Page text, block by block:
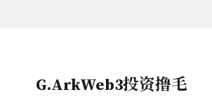
G.ArkWeb3投资撸毛